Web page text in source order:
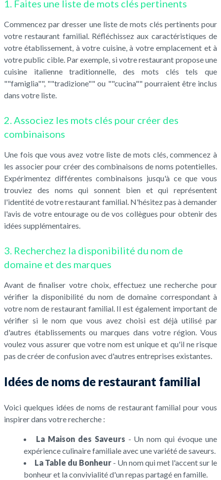
1. Faites une liste de mots clés pertinents
Commencez par dresser une liste de mots clés pertinents pour
votre restaurant familial. Réfléchissez aux caractéristiques de
votre établissement, à votre cuisine, à votre emplacement et à
votre public cible. Par exemple, si votre restaurant propose une
cuisine italienne traditionnelle, des mots clés tels que
""famiglia"", ""tradizione"" ou ""cucina"" pourraient être inclus
dans votre liste.
2. Associez les mots clés pour créer des
combinaisons
Une fois que vous avez votre liste de mots clés, commencez à
les associer pour créer des combinaisons de noms potentielles.
Expérimentez différentes combinaisons jusqu'à ce que vous
trouviez des noms qui sonnent bien et qui représentent
l'identité de votre restaurant familial. N'hésitez pas à demander
l'avis de votre entourage ou de vos collègues pour obtenir des
idées supplémentaires.
3. Recherchez la disponibilité du nom de
domaine et des marques
Avant de finaliser votre choix, effectuez une recherche pour
vérifier la disponibilité du nom de domaine correspondant à
votre nom de restaurant familial. Il est également important de
vérifier si le nom que vous avez choisi est déjà utilisé par
d'autres établissements ou marques dans votre région. Vous
voulez vous assurer que votre nom est unique et qu'il ne risque
pas de créer de confusion avec d'autres entreprises existantes.
Idées de noms de restaurant familial
Voici quelques idées de noms de restaurant familial pour vous
inspirer dans votre recherche :
La Maison des Saveurs - Un nom qui évoque une
expérience culinaire familiale avec une variété de saveurs.
La Table du Bonheur - Un nom qui met l'accent sur le
bonheur et la convivialité d'un repas partagé en famille.